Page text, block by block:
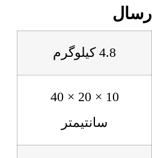
ارسال
4.8 کیلوگرم
10 × 20 × 40
سانتیمتر